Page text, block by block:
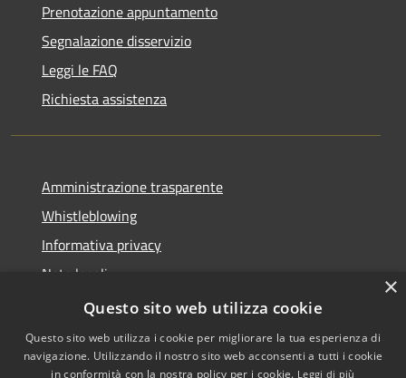
Prenotazione appuntamento
Segnalazione disservizio
Leggi le FAQ
Richiesta assistenza
Amministrazione trasparente
Whistleblowing
Informativa privacy
Note legali
Dichiarazione di accessibilità
×
Questo sito web utilizza cookie
Questo sito web utilizza i cookie per migliorare la tua esperienza di
navigazione. Utilizzando il nostro sito web acconsenti a tutti i cookie
in conformità con la nostra policy per i cookie. Leggi di più